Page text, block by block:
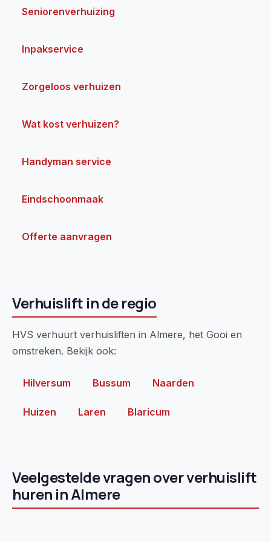
Seniorenverhuizing
Inpakservice
Zorgeloos verhuizen
Wat kost verhuizen?
Handyman service
Eindschoonmaak
Offerte aanvragen
Verhuislift in de regio
HVS verhuurt verhuisliften in Almere, het Gooi en
omstreken. Bekijk ook:
Hilversum Bussum Naarden
Huizen Laren Blaricum
Veelgestelde vragen over verhuislift
huren in Almere